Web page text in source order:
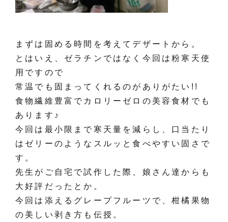
まずは固める時間を考えてデザートから。
とはいえ、ゼラチンではなく今回は粉寒天使
用ですので
常温でも固まってくれるのがありがたい!!
食物繊維豊富でカロリーゼロの美容食材でも
あります♪
今回は最小限まで寒天量を減らし、口当たり
はゼリーのようなスルッと食べやすい固さで
す。
先生がご自宅で試作した際、娘さん達からも
大好評だったとか。
今回は添えるグレープフルーツで、柑橘果物
の美しい剥き方も伝授。